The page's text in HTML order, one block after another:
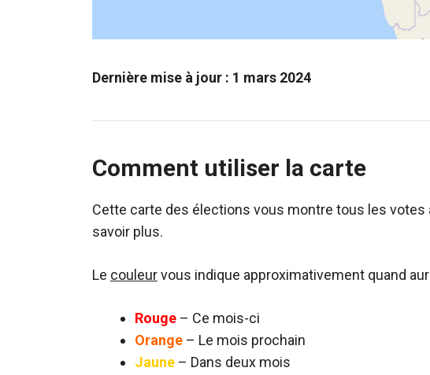
Dernière mise à jour : 1 mars 2024
Comment utiliser la carte
Cette carte des élections vous montre tous les votes
savoir plus.
Le couleurvous indique approximativement quand
Rouge – Ce mois-ci
Orange – Le mois prochain
Jaune – Dans deux mois